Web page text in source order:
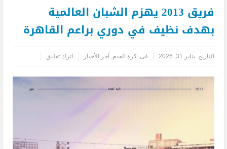
فريق 2013 يهزم الشبان العالمية
بهدف نظيف في دوري براعم القاهرة
التاريخ:يناير 31, 2026 فى :كرة القدم, آخر الأخبار اترك تعليق